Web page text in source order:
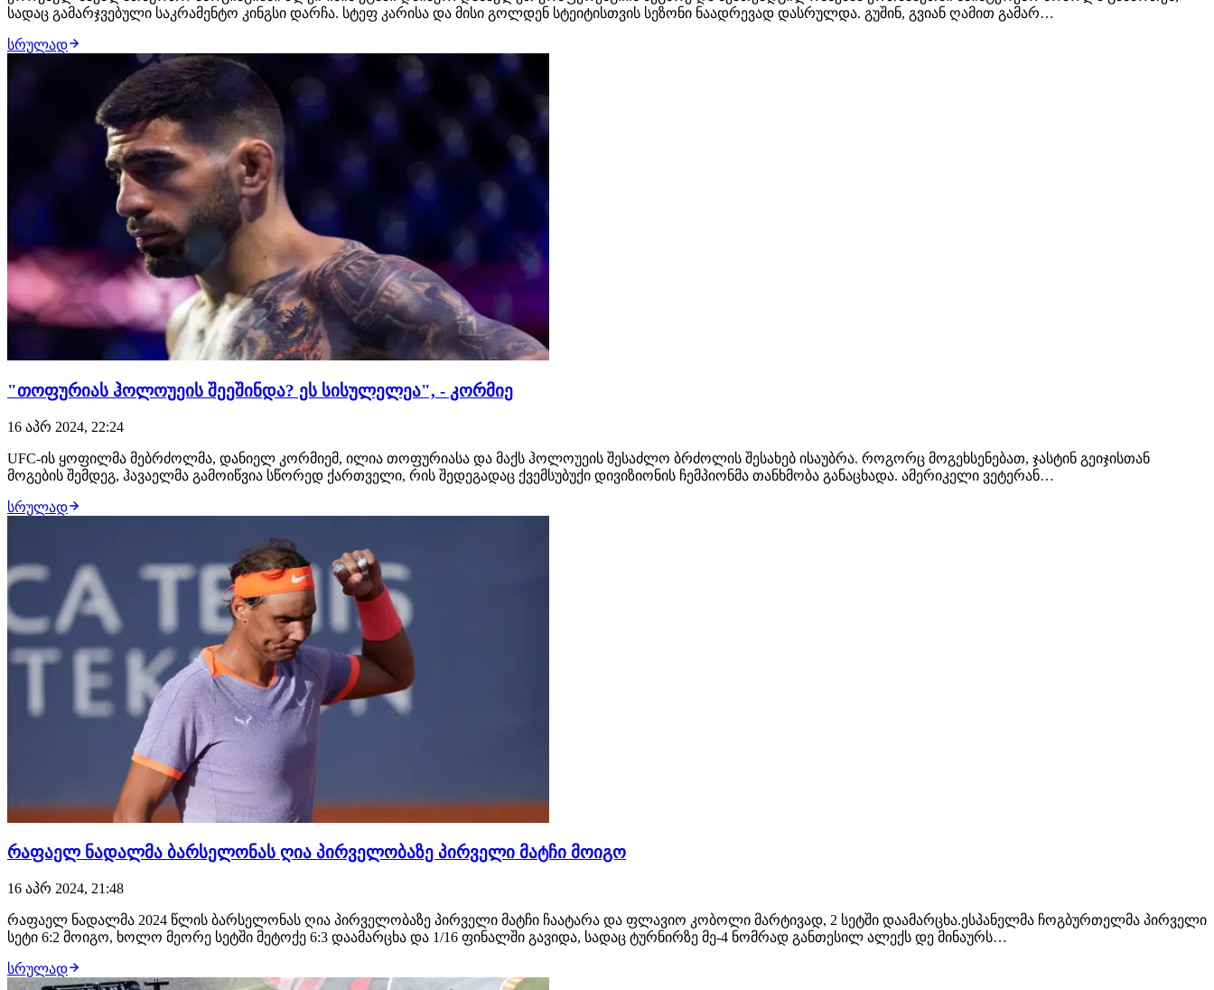
სადაც გამარჯვებული საკრამენტო კინგსი დარჩა. სტეფ კარისა და მისი გოლდენ სტეიტისთვის სეზონი ნაადრევად დასრულდა. გუშინ, გვიან ღამით გამარ…
სრულად
"თოფურიას ჰოლოუეის შეეშინდა? ეს სისულელეა", - კორმიე
16 აპრ 2024, 22:24
UFC-ის ყოფილმა მებრძოლმა, დანიელ კორმიემ, ილია თოფურიასა და მაქს ჰოლოუეის შესაძლო ბრძოლის შესახებ ისაუბრა. როგორც მოგეხსენებათ, ჯასტინ გეიჯისთან
მოგების შემდეგ, ჰავაელმა გამოიწვია სწორედ ქართველი, რის შედეგადაც ქვემსუბუქი დივიზიონის ჩემპიონმა თანხმობა განაცხადა. ამერიკელი ვეტერან…
სრულად
რაფაელ ნადალმა ბარსელონას ღია პირველობაზე პირველი მატჩი მოიგო
16 აპრ 2024, 21:48
რაფაელ ნადალმა 2024 წლის ბარსელონას ღია პირველობაზე პირველი მატჩი ჩაატარა და ფლავიო კობოლი მარტივად, 2 სეტში დაამარცხა.ესპანელმა ჩოგბურთელმა პირველი
სეტი 6:2 მოიგო, ხოლო მეორე სეტში მეტოქე 6:3 დაამარცხა და 1/16 ფინალში გავიდა, სადაც ტურნირზე მე-4 ნომრად განთესილ ალექს დე მინაურს…
სრულად